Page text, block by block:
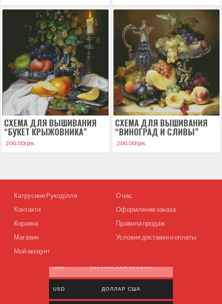
СХЕМА ДЛЯ ВЫШИВАНИЯ
“БУКЕТ КРЫЖОВНИКА”
200.00грн.
СХЕМА ДЛЯ ВЫШИВАНИЯ
“ВИНОГРАД И СЛИВЫ”
200.00грн.
Катрусине Рукоділля
Контакти
Корзина
Магазин
Мой аккаунт
О нас
Оформление заказа
Правила продаж
Условия доставки и оплаты
UAH УКРАИНСКАЯ ГРИВНА
USD ДОЛЛАР США